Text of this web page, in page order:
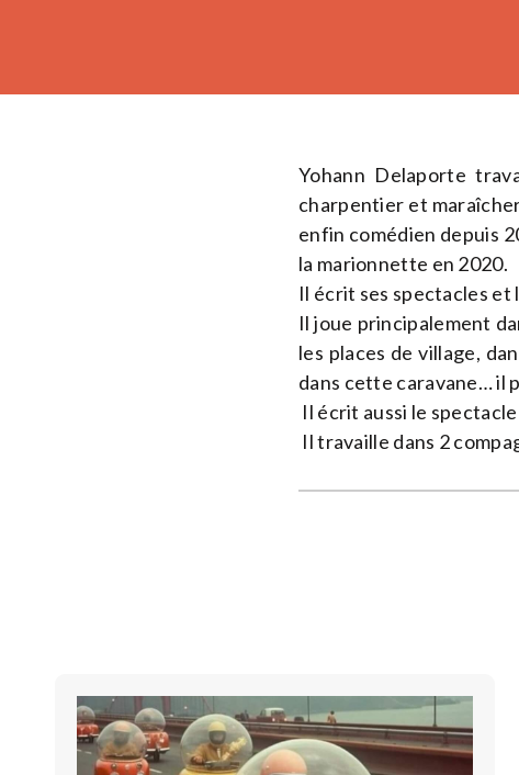
Yohann Delaporte
charpentier et
enfin comédien depuis
la marionnette en 2020.
Il écrit ses spectacles et
Il joue principalement
les places de village,
dans cette caravane… il
Il écrit aussi le
Il travaille dans 2